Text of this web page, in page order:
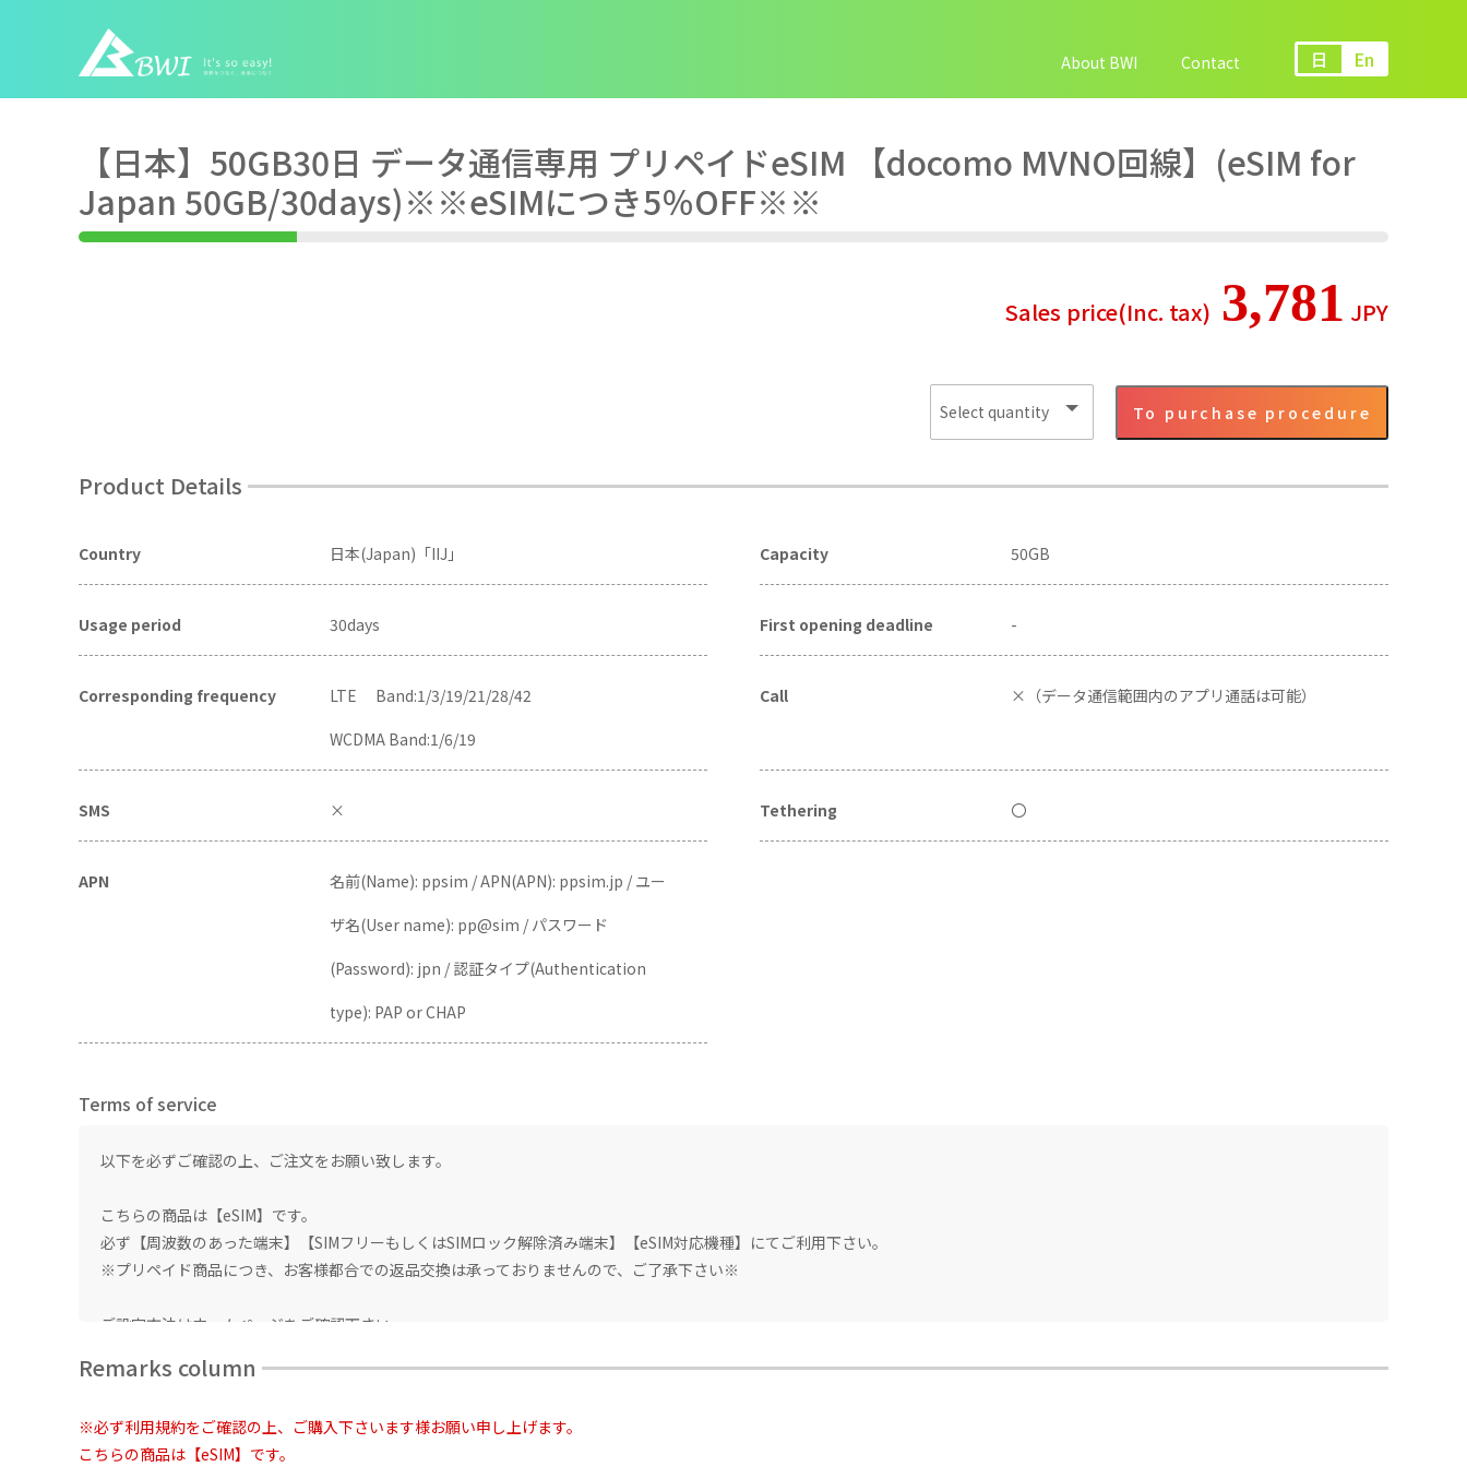
About BWI Contact 日 En
【日本】50GB30日 データ通信専用 プリペイドeSIM 【docomo MVNO回線】(eSIM for
Japan 50GB/30days)※※eSIMにつき5％OFF※※
3,781
To purchase procedure
Product Details
Country 日本(Japan)「IIJ」 Capacity 50GB
Usage period 30days First opening deadline -
Corresponding frequency
LTE Band:1/3/19/21/28/42
WCDMA Band:1/6/19
Call ×（データ通信範囲内のアプリ通話は可能）
SMS × Tethering 〇
APN
名前(Name): ppsim / APN(APN): ppsim.jp / ユー
ザ名(User name): pp@sim / パスワード
(Password): jpn / 認証タイプ(Authentication
type): PAP or CHAP
Terms of service
以下を必ずご確認の上、ご注文をお願い致します。
こちらの商品は【eSIM】です。
必ず【周波数のあった端末】【SIMフリーもしくはSIMロック解除済み端末】【eSIM対応機種】にてご利用下さい。
※プリペイド商品につき、お客様都合での返品交換は承っておりませんので、ご了承下さい※
ご設定方法はホームページをご確認下さい。
【Android】https://www.bwijp.com/manual/android_japan_eSIM.pdf
必ず他SIMの構成プロファイルは削除してください！！（設定→一般→VPNとデバイス管理→を開いた画面）
Remarks column
※必ず利用規約をご確認の上、ご購入下さいます様お願い申し上げます。
こちらの商品は【eSIM】です。